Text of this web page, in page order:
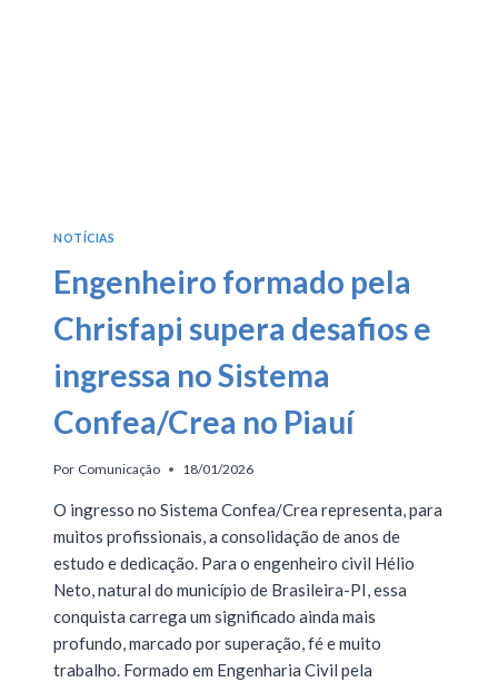
NOTÍCIAS
Engenheiro formado pela
Chrisfapi supera desafios e
ingressa no Sistema
Confea/Crea no Piauí
Por Comunicação 18/01/2026
O ingresso no Sistema Confea/Crea representa, para
muitos profissionais, a consolidação de anos de
estudo e dedicação. Para o engenheiro civil Hélio
Neto, natural do município de Brasileira-PI, essa
conquista carrega um significado ainda mais
profundo, marcado por superação, fé e muito
trabalho. Formado em Engenharia Civil pela